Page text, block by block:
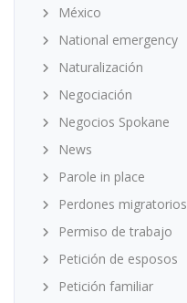
México
National emergency
Naturalización
Negociación
Negocios Spokane
News
Parole in place
Perdones migratorios
Permiso de trabajo
Petición de esposos
Petición familiar